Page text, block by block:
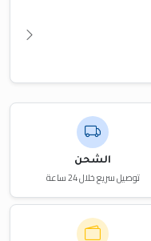
الشحن
توصيل سريع خلال 24 ساعة